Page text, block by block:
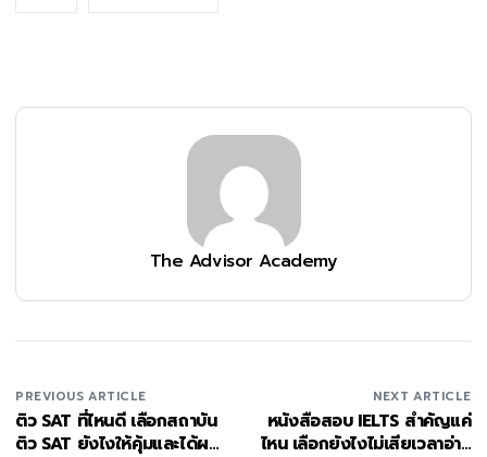
The Advisor Academy
PREVIOUS ARTICLE
ติว SAT ที่ไหนดี เลือกสถาบัน
ติว SAT ยังไงให้คุ้มและได้ผล
NEXT ARTICLE
หนังสือสอบ IELTS สำคัญแค่
ไหน เลือกยังไงไม่เสียเวลาอ่าน